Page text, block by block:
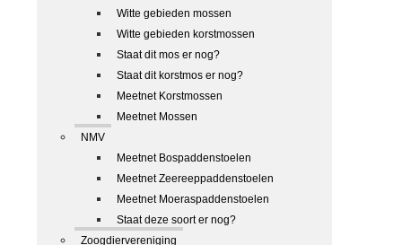
Witte gebieden mossen
Witte gebieden korstmossen
Staat dit mos er nog?
Staat dit korstmos er nog?
Meetnet Korstmossen
Meetnet Mossen
NMV
Meetnet Bospaddenstoelen
Meetnet Zeereeppaddenstoelen
Meetnet Moeraspaddenstoelen
Staat deze soort er nog?
Zoogdiervereniging